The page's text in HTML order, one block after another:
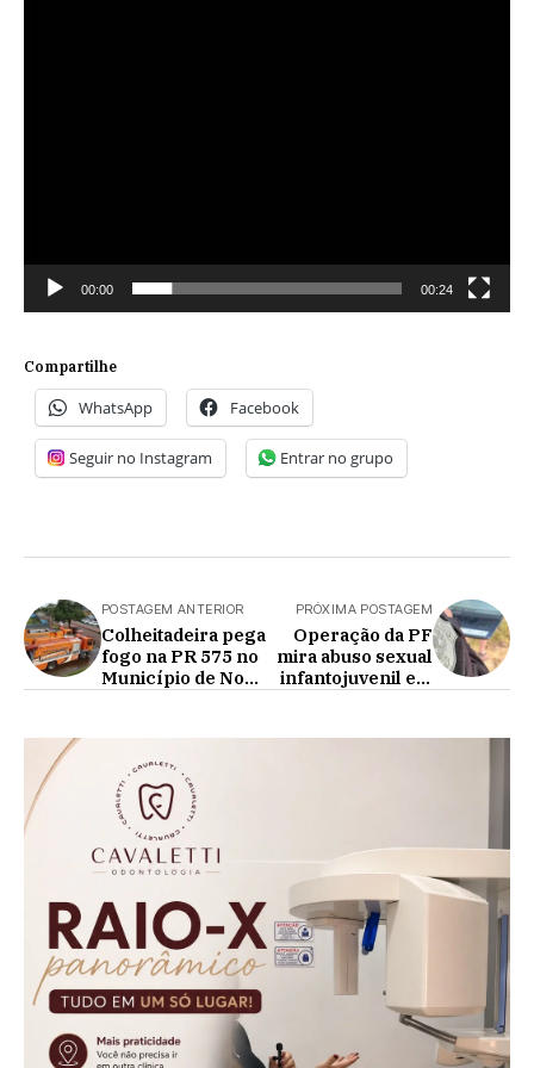
00:00 00:24
Compartilhe
WhatsApp Facebook
Seguir no Instagram Entrar no grupo
POSTAGEM ANTERIOR
Colheitadeira pega
fogo na PR 575 no
Município de Nova
PRÓXIMA POSTAGEM
Operação da PF
mira abuso sexual
infantojuvenil em